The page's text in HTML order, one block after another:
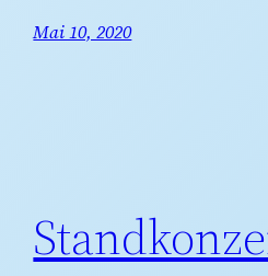
Mai 10, 2020